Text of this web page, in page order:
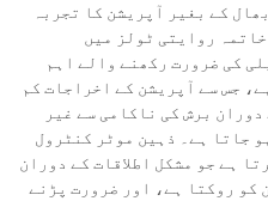
کے بغیر آپریشن کا تجربہ
روایتی ٹولز میں
کی ضرورت رکھنے والے اہم
جس سے آپریشن کے اخراجات کم
برش کی ناکامی سے غیر
جاتا ہے۔ ذہین موٹر کنٹرول
ہے جو مشکل اطلاقات کے دوران
کو روکتا ہے، اور ضرورت پڑنے